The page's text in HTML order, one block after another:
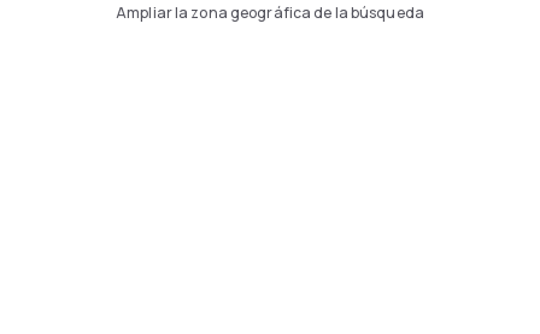
Ampliar la zona geográfica de la búsqueda